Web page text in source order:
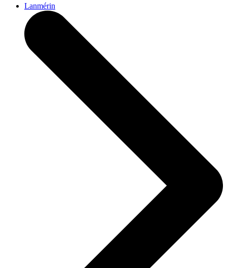
Lanmérin